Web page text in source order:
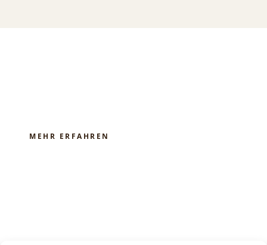
MEHR ERFAHREN